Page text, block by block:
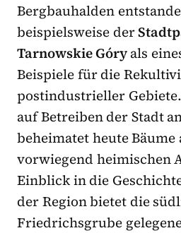
Bergbauhalden
beispielsweise der
Tarnowskie Góryals
Beispiele für die
postindustrieller
auf Betreiben der Stadt
beheimatet heute Bäume
vorwiegend heimischen
Einblick in die
der Region bietet die
Friedrichsgrube